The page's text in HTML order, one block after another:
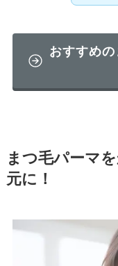
おすすめ
まつ毛パーマ
元に！